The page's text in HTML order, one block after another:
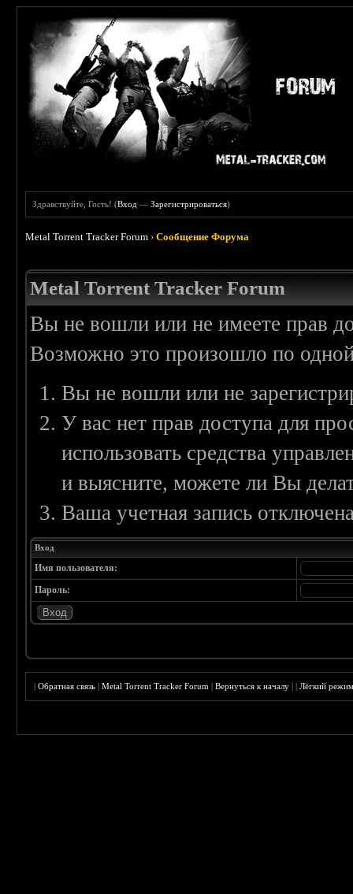
Здравствуйте, Гость! (Вход —Зарегистрироваться)
Metal Torrent Tracker Forum ›Сообщение Форума
Metal Torrent Tracker Forum
Вы не вошли или не имеете прав
Возможно это произошло по
Вы не вошли или не
У вас нет прав доступа для
использовать средства
и выясните, можете ли Вы
Ваша учетная запись
Вход
Имя пользователя:
Пароль:
|Обратная связь |Metal Torrent Tracker Forum |Вернуться к началу ||Лёгкий